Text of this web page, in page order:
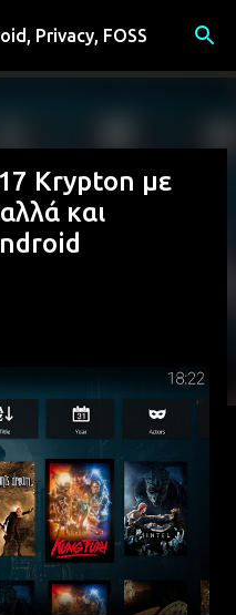
περιεχόμενο
Privacy, FOSS
Krypton με
και